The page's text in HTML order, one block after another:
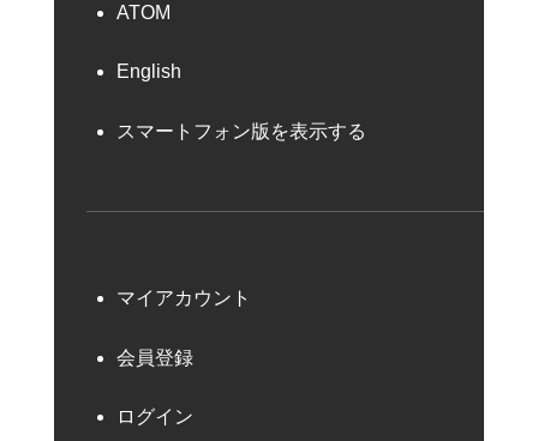
ATOM
English
スマートフォン版を表示する
マイアカウント
会員登録
ログイン